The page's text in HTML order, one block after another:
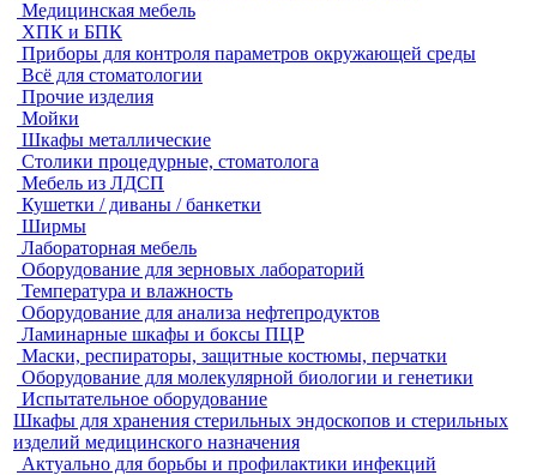
Медицинская мебель
ХПК и БПК
Приборы для контроля параметров окружающей среды
Всё для стоматологии
Прочие изделия
Мойки
Шкафы металлические
Столики процедурные, стоматолога
Мебель из ЛДСП
Кушетки / диваны / банкетки
Ширмы
Лабораторная мебель
Оборудование для зерновых лабораторий
Температура и влажность
Оборудование для анализа нефтепродуктов
Ламинарные шкафы и боксы ПЦР
Маски, респираторы, защитные костюмы, перчатки
Оборудование для молекулярной биологии и генетики
Испытательное оборудование
Шкафы для хранения стерильных эндоскопов и стерильных
изделий медицинского назначения
Актуально для борьбы и профилактики инфекций